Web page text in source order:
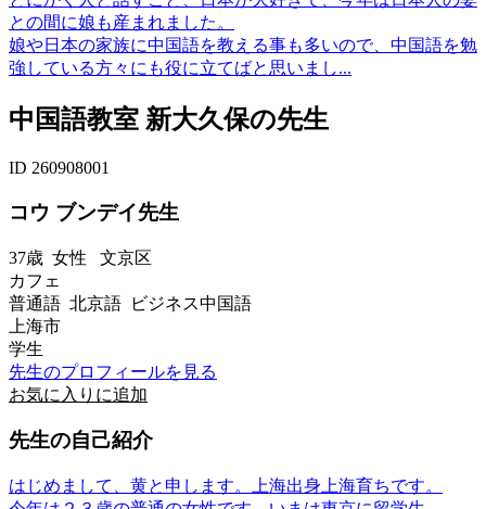
との間に娘も産まれました。
娘や日本の家族に中国語を教える事も多いので、中国語を勉
強している方々にも役に立てばと思いまし...
中国語教室 新大久保の先生
ID 260908001
コウ ブンデイ先生
37歳 女性 文京区
カフェ
普通語 北京語 ビジネス中国語
上海市
学生
先生のプロフィールを見る
お気に入りに追加
先生の自己紹介
はじめまして、黄と申します。上海出身上海育ちです。